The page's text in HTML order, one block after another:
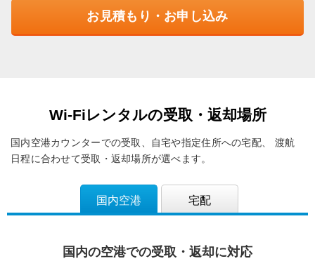
お見積もり・お申し込み
Wi-Fiレンタルの受取・返却場所
国内空港カウンターでの受取、自宅や指定住所への宅配、
渡航
日程に合わせて受取・返却場所が選べます。
国内空港 宅配
国内の空港での受取・返却に対応